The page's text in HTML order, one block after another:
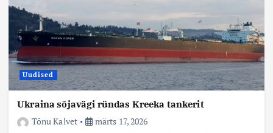
Uudised
Ukraina sõjavägi ründas Kreeka tankerit
Tõnu Kalvet
märts 17, 2026